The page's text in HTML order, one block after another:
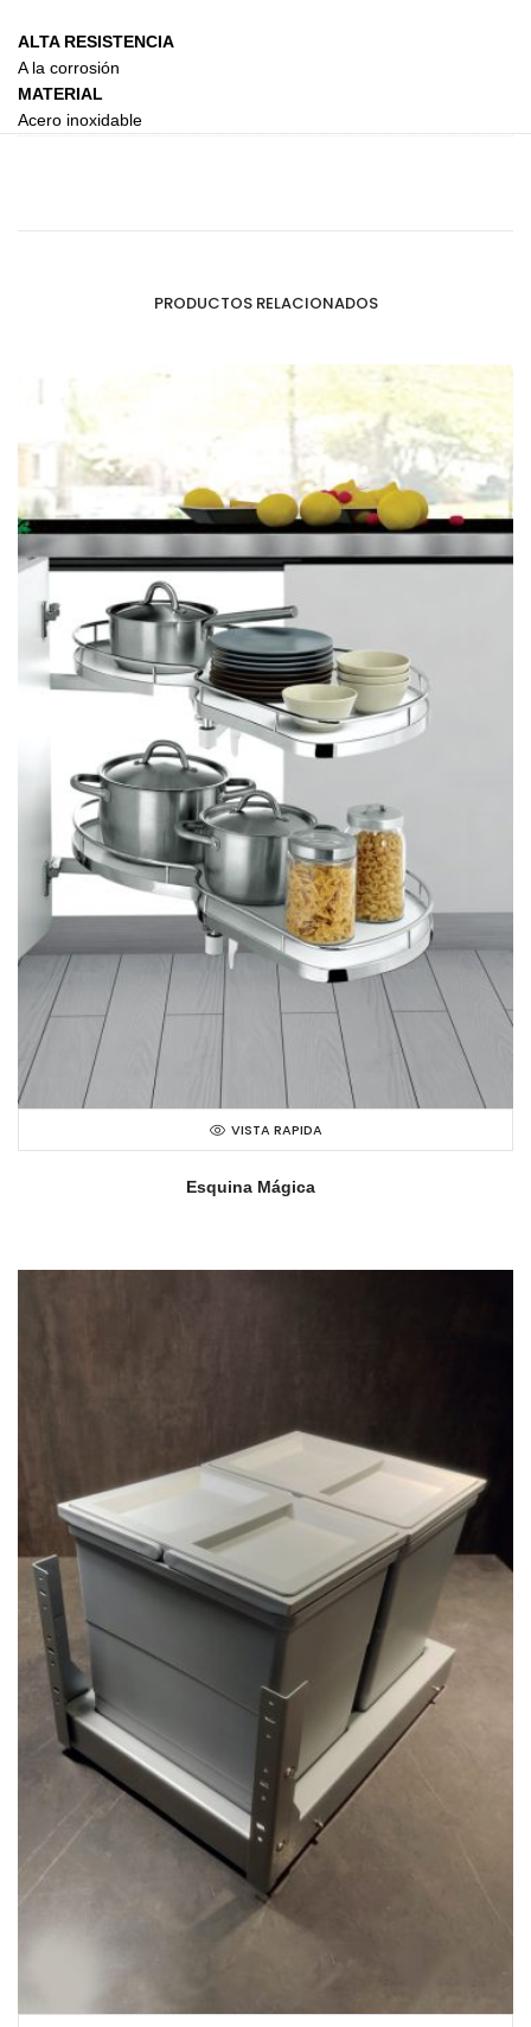
ALTA RESISTENCIA
A la corrosión
MATERIAL
Acero inoxidable
PRODUCTOS RELACIONADOS
VISTA RAPIDA
Esquina Mágica